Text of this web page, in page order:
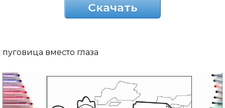
Скачать
пуговица вместо глаза